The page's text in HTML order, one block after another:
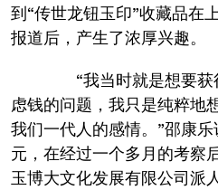
到“传世龙钮玉印”收藏品在
报道后，产生了浓厚兴趣。
“我当时就是想要获
虑钱的问题，我只是纯粹地
我们一代人的感情。”邵康
元，在经过一个多月的考察
玉博大文化发展有限公司派